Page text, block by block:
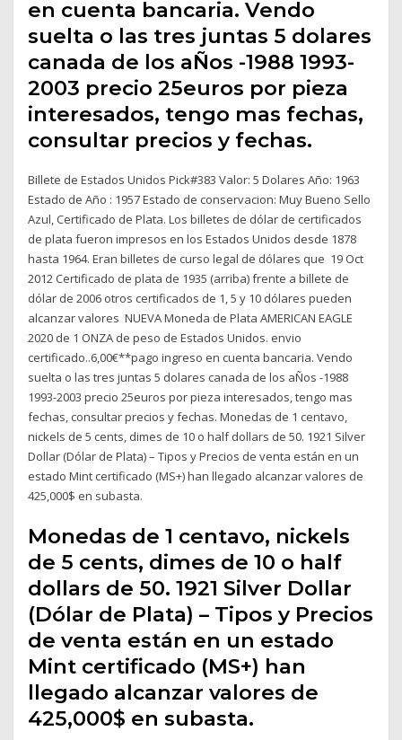
en cuenta bancaria. Vendo
suelta o las tres juntas 5 dolares
canada de los aÑos -1988 1993-
2003 precio 25euros por pieza
interesados, tengo mas fechas,
consultar precios y fechas.
Billete de Estados Unidos Pick#383 Valor: 5 Dolares Año: 1963
Estado de Año : 1957 Estado de conservacion: Muy Bueno Sello
Azul, Certificado de Plata. Los billetes de dólar de certificados
de plata fueron impresos en los Estados Unidos desde 1878
hasta 1964. Eran billetes de curso legal de dólares que 19 Oct
2012 Certificado de plata de 1935 (arriba) frente a billete de
dólar de 2006 otros certificados de 1, 5 y 10 dólares pueden
alcanzar valores NUEVA Moneda de Plata AMERICAN EAGLE
2020 de 1 ONZA de peso de Estados Unidos. envio
certificado..6,00€**pago ingreso en cuenta bancaria. Vendo
suelta o las tres juntas 5 dolares canada de los aÑos -1988
1993-2003 precio 25euros por pieza interesados, tengo mas
fechas, consultar precios y fechas. Monedas de 1 centavo,
nickels de 5 cents, dimes de 10 o half dollars de 50. 1921 Silver
Dollar (Dólar de Plata) – Tipos y Precios de venta están en un
estado Mint certificado (MS+) han llegado alcanzar valores de
425,000$ en subasta.
Monedas de 1 centavo, nickels
de 5 cents, dimes de 10 o half
dollars de 50. 1921 Silver Dollar
(Dólar de Plata) – Tipos y Precios
de venta están en un estado
Mint certificado (MS+) han
llegado alcanzar valores de
425,000$ en subasta.